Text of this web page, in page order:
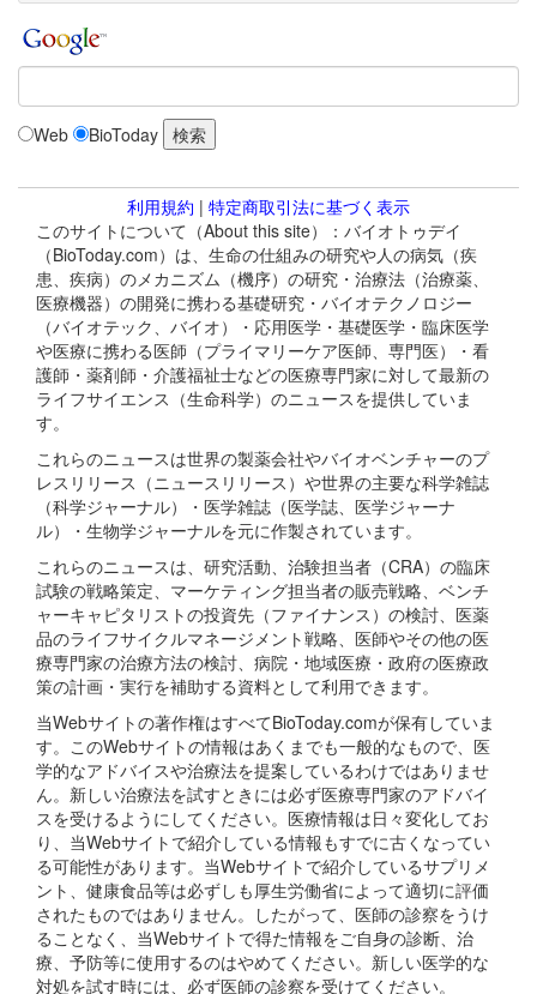
Web BioToday
利用規約 | 特定商取引法に基づく表示
このサイトについて（About this site）：バイオトゥデイ
（BioToday.com）は、生命の仕組みの研究や人の病気（疾
患、疾病）のメカニズム（機序）の研究・治療法（治療薬、
医療機器）の開発に携わる基礎研究・バイオテクノロジー
（バイオテック、バイオ）・応用医学・基礎医学・臨床医学
や医療に携わる医師（プライマリーケア医師、専門医）・看
護師・薬剤師・介護福祉士などの医療専門家に対して最新の
ライフサイエンス（生命科学）のニュースを提供していま
す。
これらのニュースは世界の製薬会社やバイオベンチャーのプ
レスリリース（ニュースリリース）や世界の主要な科学雑誌
（科学ジャーナル）・医学雑誌（医学誌、医学ジャーナ
ル）・生物学ジャーナルを元に作製されています。
これらのニュースは、研究活動、治験担当者（CRA）の臨床
試験の戦略策定、マーケティング担当者の販売戦略、ベンチ
ャーキャピタリストの投資先（ファイナンス）の検討、医薬
品のライフサイクルマネージメント戦略、医師やその他の医
療専門家の治療方法の検討、病院・地域医療・政府の医療政
策の計画・実行を補助する資料として利用できます。
当Webサイトの著作権はすべてBioToday.comが保有していま
す。このWebサイトの情報はあくまでも一般的なもので、医
学的なアドバイスや治療法を提案しているわけではありませ
ん。新しい治療法を試すときには必ず医療専門家のアドバイ
スを受けるようにしてください。医療情報は日々変化してお
り、当Webサイトで紹介している情報もすでに古くなってい
る可能性があります。当Webサイトで紹介しているサプリメ
ント、健康食品等は必ずしも厚生労働省によって適切に評価
されたものではありません。したがって、医師の診察をうけ
ることなく、当Webサイトで得た情報をご自身の診断、治
療、予防等に使用するのはやめてください。新しい医学的な
対処を試す時には、必ず医師の診察を受けてください。